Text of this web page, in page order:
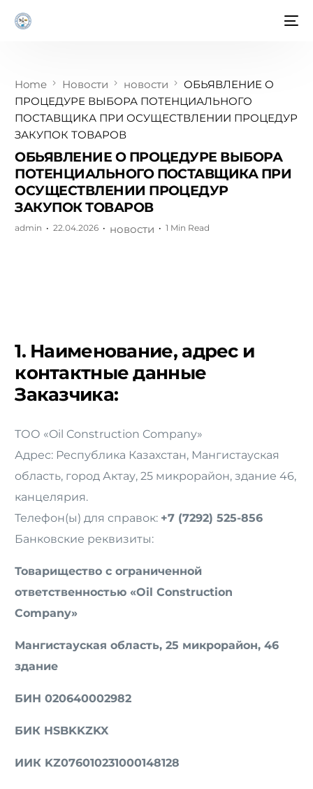
Home Новости новости
ОБЬЯВЛЕНИЕ О
ПРОЦЕДУРЕ ВЫБОРА ПОТЕНЦИАЛЬНОГО
ПОСТАВЩИКА ПРИ ОСУЩЕСТВЛЕНИИ ПРОЦЕДУР
ЗАКУПОК ТОВАРОВ
ОБЬЯВЛЕНИЕ О ПРОЦЕДУРЕ ВЫБОРА
ПОТЕНЦИАЛЬНОГО ПОСТАВЩИКА ПРИ
ОСУЩЕСТВЛЕНИИ ПРОЦЕДУР
ЗАКУПОК ТОВАРОВ
admin 22.04.2026 новости 1 Min Read
1. Наименование, адрес и
контактные данные
Заказчика:
ТОО «Oil Construction Company»
Адрес: Республика Казахстан, Мангистауская
область, город Актау, 25 микрорайон, здание 46,
канцелярия.
Телефон(ы) для справок: +7 (7292) 525-856
Банковские реквизиты:
Товарищество с ограниченной
ответственностью «Oil Construction
Company»
Мангистауская область, 25 микрорайон, 46
здание
БИН 020640002982
БИК HSBKKZKX
ИИК KZ076010231000148128